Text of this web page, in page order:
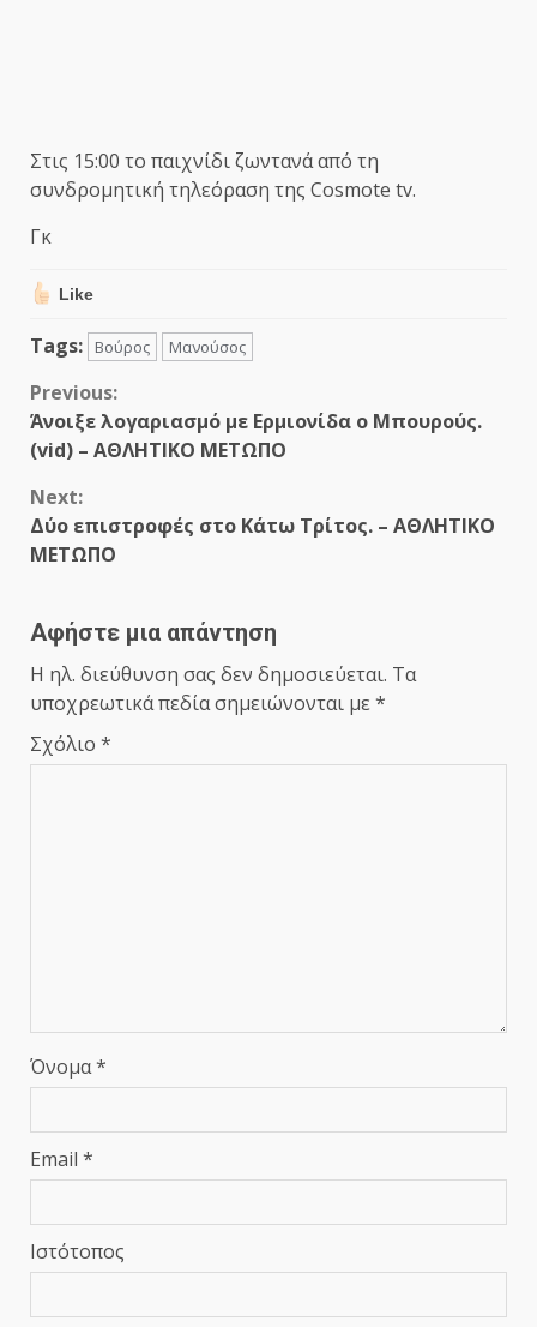
Στις 15:00 το παιχνίδι ζωντανά από τη
συνδρομητική τηλεόραση της Cosmote tv.
Γκ
Like
Tags: Βούρος Μανούσος
Continue
Reading
Previous:
Άνοιξε λογαριασμό με Ερμιονίδα ο Μπουρούς.
(vid) – ΑΘΛΗΤΙΚΟ ΜΕΤΩΠΟ
Next:
Δύο επιστροφές στο Κάτω Τρίτος. – ΑΘΛΗΤΙΚΟ
ΜΕΤΩΠΟ
Αφήστε μια απάντηση
Η ηλ. διεύθυνση σας δεν δημοσιεύεται. Τα
υποχρεωτικά πεδία σημειώνονται με *
Σχόλιο *
Όνομα*
Email *
Ιστότοπος